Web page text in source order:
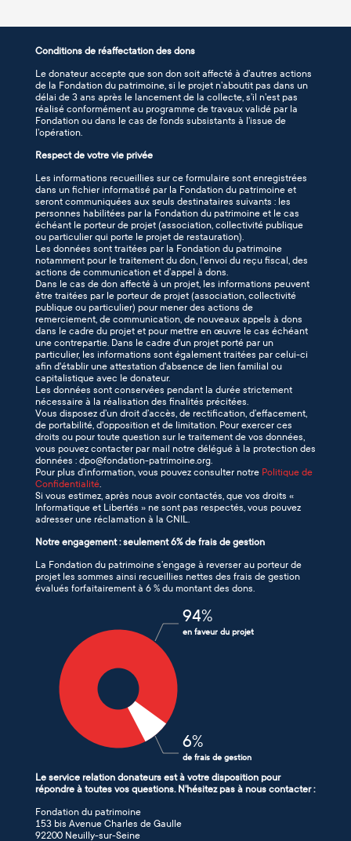
Conditions de réaffectation des dons
Le donateur accepte que son don soit affecté à d’autres actions
de la Fondation du patrimoine, si le projet n’aboutit pas dans un
délai de 3 ans après le lancement de la collecte, s’il n’est pas
réalisé conformément au programme de travaux validé par la
Fondation ou dans le cas de fonds subsistants à l’issue de
l’opération.
Respect de votre vie privée
Les informations recueillies sur ce formulaire sont enregistrées
dans un fichier informatisé par la Fondation du patrimoine et
seront communiquées aux seuls destinataires suivants : les
personnes habilitées par la Fondation du patrimoine et le cas
échéant le porteur de projet (association, collectivité publique
ou particulier qui porte le projet de restauration).
Les données sont traitées par la Fondation du patrimoine
notamment pour le traitement du don, l’envoi du reçu fiscal, des
actions de communication et d’appel à dons.
Dans le cas de don affecté à un projet, les informations peuvent
être traitées par le porteur de projet (association, collectivité
publique ou particulier) pour mener des actions de
remerciement, de communication, de nouveaux appels à dons
dans le cadre du projet et pour mettre en œuvre le cas échéant
une contrepartie. Dans le cadre d'un projet porté par un
particulier, les informations sont également traitées par celui-ci
afin d'établir une attestation d'absence de lien familial ou
capitalistique avec le donateur.
Les données sont conservées pendant la durée strictement
nécessaire à la réalisation des finalités précitées.
Vous disposez d’un droit d’accès, de rectification, d’effacement,
de portabilité, d'opposition et de limitation. Pour exercer ces
droits ou pour toute question sur le traitement de vos données,
vous pouvez contacter par mail notre délégué à la protection des
données : dpo@fondation-patrimoine.org.
Pour plus d’information, vous pouvez consulter notre Politique de
Confidentialité
Si vous estimez, après nous avoir contactés, que vos droits «
Informatique et Libertés » ne sont pas respectés, vous pouvez
adresser une réclamation à la CNIL.
Notre engagement : seulement 6% de frais de gestion
La Fondation du patrimoine s’engage à reverser au porteur de
projet les sommes ainsi recueillies nettes des frais de gestion
évalués forfaitairement à 6 % du montant des dons.
94%
en faveur du projet
6%
de frais de gestion
Le service relation donateurs est à votre disposition pour
répondre à toutes vos questions. N'hésitez pas à nous contacter :
Fondation du patrimoine
153 bis Avenue Charles de Gaulle
92200 Neuilly-sur-Seine